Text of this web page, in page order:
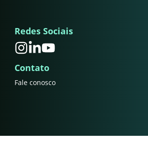
Redes Sociais
Contato
Fale conosco